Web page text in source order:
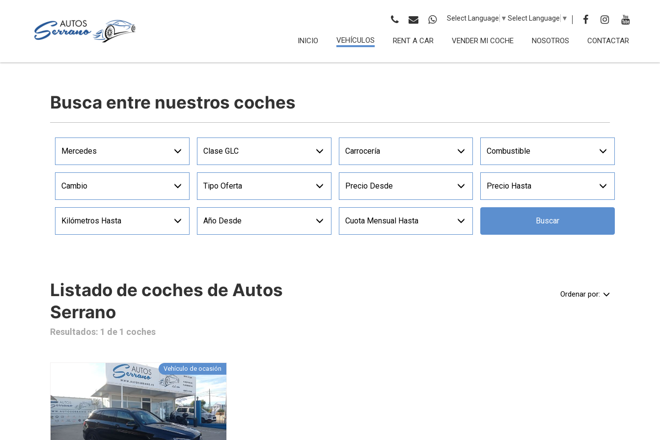
Select Language ▼ Select Language ▼
INICIO VEHÍCULOS RENT A CAR VENDER MI COCHE NOSOTROS CONTACTAR
Busca entre nuestros coches
Mercedes Clase GLC Carrocería Combustible
Cambio Tipo Oferta Precio Desde Precio Hasta
Kilómetros Hasta Año Desde Cuota Mensual Hasta Buscar
Listado de coches de Autos
Serrano
Resultados: 1 de 1 coches
Ordenar por:
Vehículo de ocasión